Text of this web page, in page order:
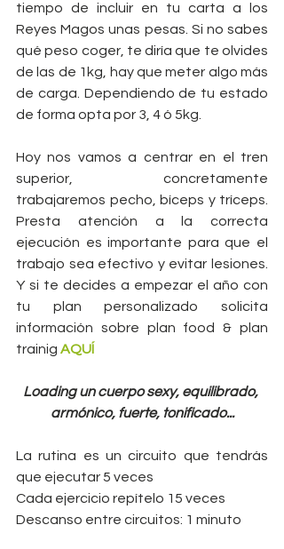
tiempo de incluir en tu carta a los
Reyes Magos unas pesas. Si no sabes
qué peso coger, te diría que te olvides
de las de 1kg, hay que meter algo más
de carga. Dependiendo de tu estado
de forma opta por 3, 4 ó 5kg.
Hoy nos vamos a centrar en el tren
superior, concretamente
trabajaremos pecho, bíceps y tríceps.
Presta atención a la correcta
ejecución es importante para que el
trabajo sea efectivo y evitar lesiones.
Y si te decides a empezar el año con
tu plan personalizado solicita
información sobre plan food & plan
trainig AQUÍ
Loading un cuerpo sexy, equilibrado,
armónico, fuerte, tonificado...
La rutina es un circuito que tendrás
que ejecutar 5 veces
Cada ejercicio repítelo 15 veces
Descanso entre circuitos: 1 minuto